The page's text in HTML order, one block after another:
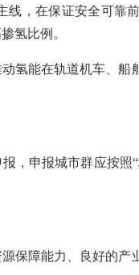
，在保证安全可靠
氢比例。
能在轨道机车、船
申报城市群应按照“
障能力、良好的产